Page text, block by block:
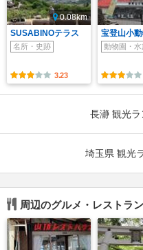
0.08km
SUSABINOテラス
名所・史跡
3.23
宝登山小
動物園・水
長瀞 観光
埼玉県 観光
周辺のグルメ・レストラ